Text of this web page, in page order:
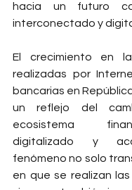
hacia un futuro
interconectado y
El crecimiento en
realizadas por
bancarias en
un reflejo del
ecosistema
digitalizado y
fenómeno no solo
en que se realizan